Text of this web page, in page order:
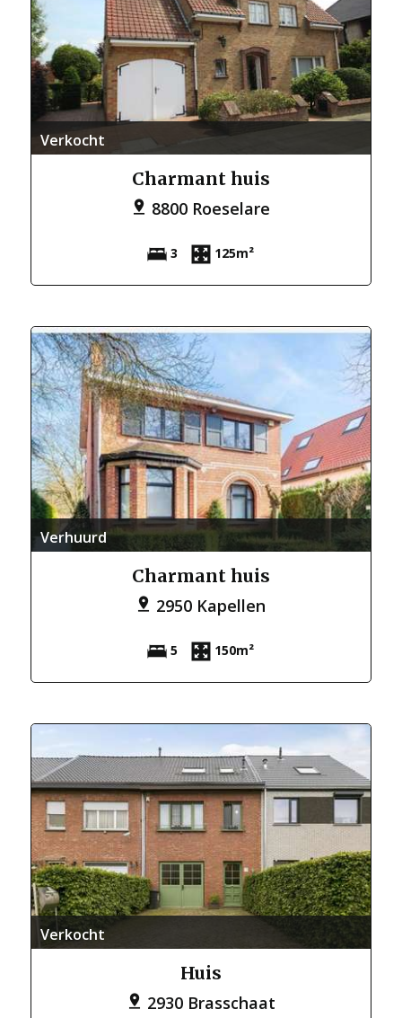
Verkocht
Charmant huis
8800 Roeselare
3 125m²
Verhuurd
Charmant huis
2950 Kapellen
5 150m²
Verkocht
Huis
2930 Brasschaat